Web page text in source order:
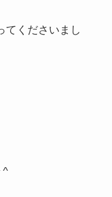
てくださいまし
^